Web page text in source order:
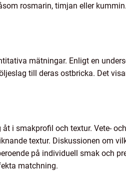
rosmarin, timjan eller
mätningar. Enligt en
till deras ostbricka. Det
i smakprofil och textur. Vete- och
textur. Diskussionen om
på individuell smak och
matchning.